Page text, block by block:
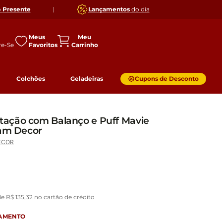
Presente | Lançamentosdo dia
Meus
Favoritos
Colchões Geladeiras Cupons de Desconto
com Balanço e Puff Mavie
Decor
R$ 135 32 no cartão de crédito